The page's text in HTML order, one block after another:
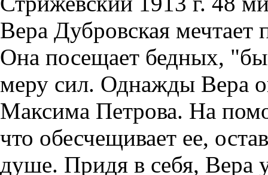
Вера Дубровская мечтает
Она посещает бедных,
меру сил. Однажды Вера
Максима Петрова. На
что обесчещивает ее,
душе. Придя в себя, Вера